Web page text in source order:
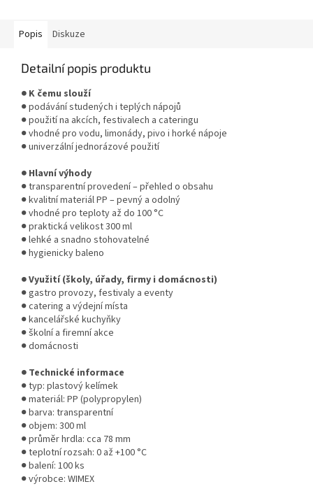
Popis Diskuze
Detailní popis produktu
● K čemu slouží
● podávání studených i teplých nápojů
● použití na akcích, festivalech a cateringu
● vhodné pro vodu, limonády, pivo i horké nápoje
● univerzální jednorázové použití
● Hlavní výhody
● transparentní provedení – přehled o obsahu
● kvalitní materiál PP – pevný a odolný
● vhodné pro teploty až do 100 °C
● praktická velikost 300 ml
● lehké a snadno stohovatelné
● hygienicky baleno
● Využití (školy, úřady, firmy i domácnosti)
● gastro provozy, festivaly a eventy
● catering a výdejní místa
● kancelářské kuchyňky
● školní a firemní akce
● domácnosti
● Technické informace
● typ: plastový kelímek
● materiál: PP (polypropylen)
● barva: transparentní
● objem: 300 ml
● průměr hrdla: cca 78 mm
● teplotní rozsah: 0 až +100 °C
● balení: 100 ks
● výrobce: WIMEX